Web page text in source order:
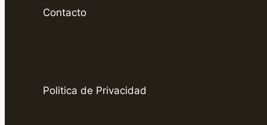
Contacto
Politica de Privacidad